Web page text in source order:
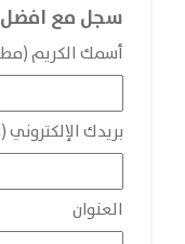
سجل مع افضل
أسمك الكريم
بريدك
العنوان